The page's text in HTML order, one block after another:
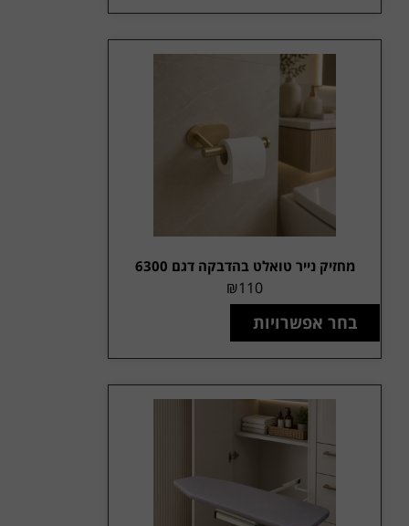
מחזיק נייר טואלט בהדבקה דגם 6300
₪110
בחר אפשרויות